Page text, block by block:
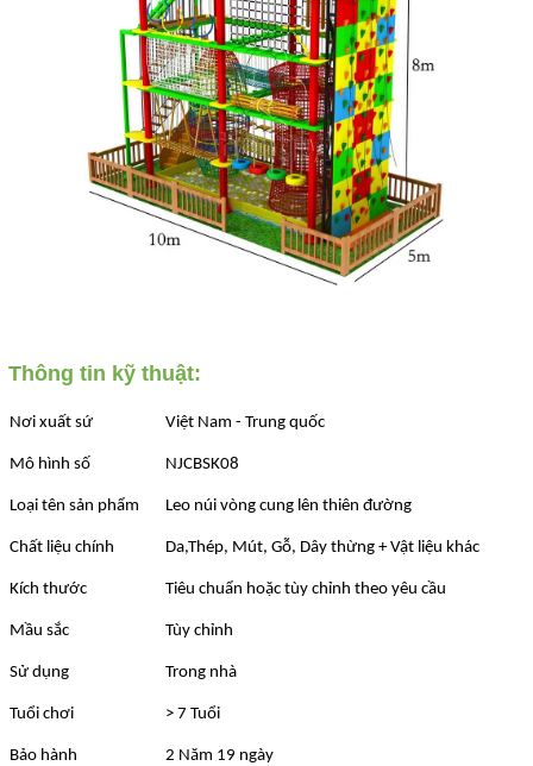
Thông tin kỹ thuật:
Nơi xuất sứ Việt Nam - Trung quốc
Mô hình số NJCBSK08
Loại tên sản phẩm Leo núi vòng cung lên thiên đường
Chất liệu chính Da,Thép, Mút, Gỗ, Dây thừng + Vật liệu khác
Kích thước Tiêu chuẩn hoặc tùy chỉnh theo yêu cầu
Mầu sắc Tùy chỉnh
Sử dụng Trong nhà
Tuổi chơi > 7 Tuổi
Bảo hành 2 Năm 19 ngày